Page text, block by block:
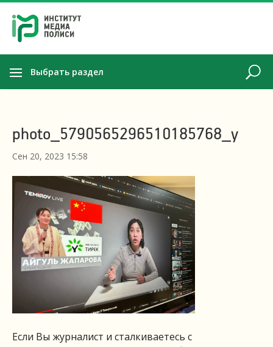
Выбрать раздел
photo_5790565296510185768_y
Сен 20, 2023 15:58
Если Вы журналист и сталкиваетесь с